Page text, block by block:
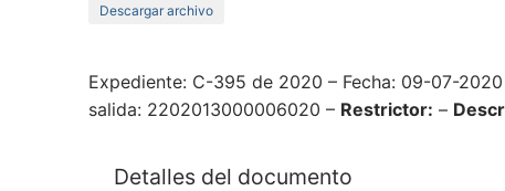
Descargar archivo
Expediente: C-395 de 2020 – Fecha: 09-07-
salida: 2202013000006020 – Restrictor: –
Detalles del documento